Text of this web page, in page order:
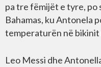
pa tre fëmijët e tyre, po
Bahamas, ku Antonela
temperaturën në bikinit
Leo Messi dhe